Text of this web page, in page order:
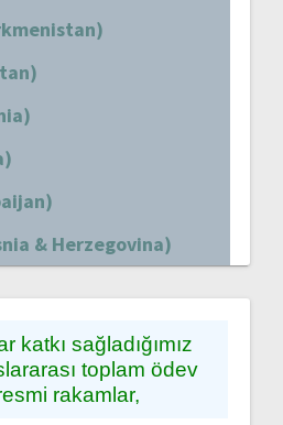
& Herzegovina)
katkı sağladığımız
toplam ödev
rakamlar,